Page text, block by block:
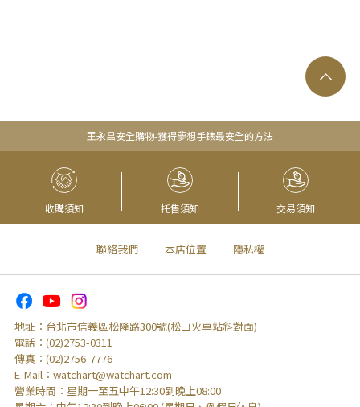
王永昌安全購物-獲得夢想手錶最安全的方法
收購須知 托售須知 交易須知
聯絡我們 本店位置 隱私權
地址： 台北市信義區松隆路300號(松山火車站斜對面)
電話： (02)2753-0311
傳真： (02)2756-7776
E-Mail： watchart@watchart.com
營業時間： 星期一至五中午12:30到晚上08:00